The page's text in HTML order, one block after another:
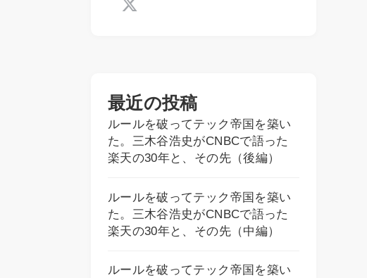
最近の投稿
ルールを破ってテック帝国を築い
た。三木谷浩史がCNBCで語った
楽天の30年と、その先（後編）
ルールを破ってテック帝国を築い
た。三木谷浩史がCNBCで語った
楽天の30年と、その先（中編）
ルールを破ってテック帝国を築い